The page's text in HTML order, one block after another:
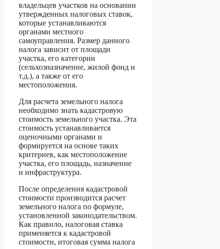
владельцев участков на основании
утвержденных налоговых ставок,
которые устанавливаются
органами местного
самоуправления. Размер данного
налога зависит от площади
участка, его категории
(сельхозназначение, жилой фонд и
т.д.), а также от его
местоположения.
Для расчета земельного налога
необходимо знать кадастровую
стоимость земельного участка. Эта
стоимость устанавливается
оценочными органами и
формируется на основе таких
критериев, как местоположение
участка, его площадь, назначение
и инфраструктура.
После определения кадастровой
стоимости производится расчет
земельного налога по формуле,
установленной законодательством.
Как правило, налоговая ставка
применяется к кадастровой
стоимости, итоговая сумма налога